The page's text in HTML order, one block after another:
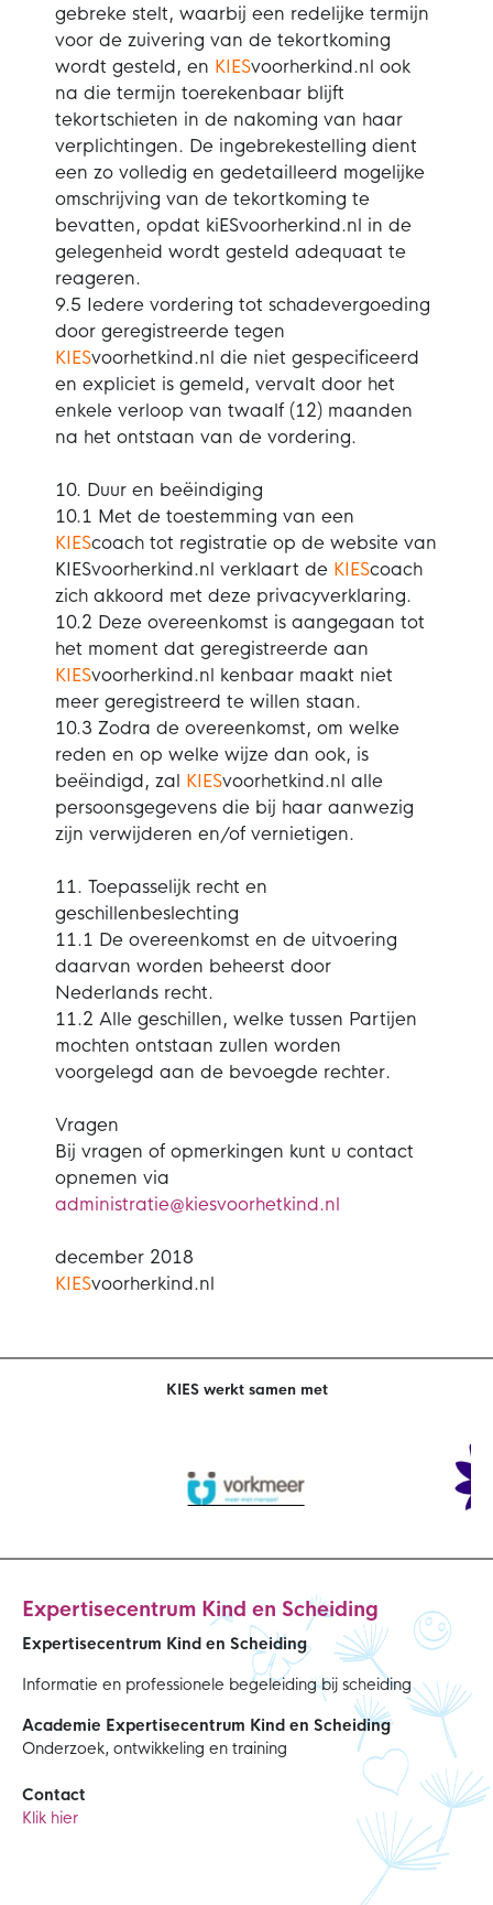
gebreke stelt, waarbij een redelijke termijn
voor de zuivering van de tekortkoming
wordt gesteld, en KIESvoorherkind.nl ook
na die termijn toerekenbaar blijft
tekortschieten in de nakoming van haar
verplichtingen. De ingebrekestelling dient
een zo volledig en gedetailleerd mogelijke
omschrijving van de tekortkoming te
bevatten, opdat kiESvoorherkind.nl in de
gelegenheid wordt gesteld adequaat te
reageren.
9.5 Iedere vordering tot schadevergoeding
door geregistreerde tegen
KIESvoorhetkind.nl die niet gespecificeerd
en expliciet is gemeld, vervalt door het
enkele verloop van twaalf (12) maanden
na het ontstaan van de vordering.
10. Duur en beëindiging
10.1 Met de toestemming van een
KIEScoach tot registratie op de website van
KIESvoorherkind.nl verklaart de KIEScoach
zich akkoord met deze privacyverklaring.
10.2 Deze overeenkomst is aangegaan tot
het moment dat geregistreerde aan
KIESvoorherkind.nl kenbaar maakt niet
meer geregistreerd te willen staan.
10.3 Zodra de overeenkomst, om welke
reden en op welke wijze dan ook, is
beëindigd, zal KIESvoorhetkind.nl alle
persoonsgegevens die bij haar aanwezig
zijn verwijderen en/of vernietigen.
11. Toepasselijk recht en
geschillenbeslechting
11.1 De overeenkomst en de uitvoering
daarvan worden beheerst door
Nederlands recht.
11.2 Alle geschillen, welke tussen Partijen
mochten ontstaan zullen worden
voorgelegd aan de bevoegde rechter.
Vragen
Bij vragen of opmerkingen kunt u contact
opnemen via
administratie@kiesvoorhetkind.nl
december 2018
KIESvoorherkind.nl
KIES werkt samen met
Expertisecentrum Kind en Scheiding
Expertisecentrum Kind en Scheiding
Informatie en professionele begeleiding bij scheiding
Academie Expertisecentrum Kind en Scheiding
Onderzoek, ontwikkeling en training
Contact
Klik hier